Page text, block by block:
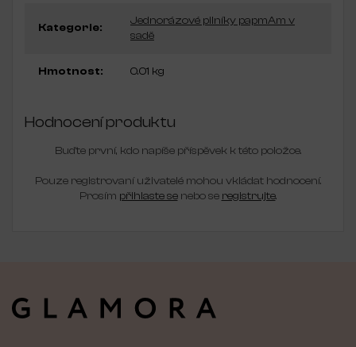
Kategorie:
Jednorázové pilníky papmAm v
sadě
Hmotnost: 0.01 kg
Hodnocení produktu
Buďte první, kdo napíše příspěvek k této položce.
Pouze registrovaní uživatelé mohou vkládat hodnocení.
Prosím přihlaste senebo se registrujte.